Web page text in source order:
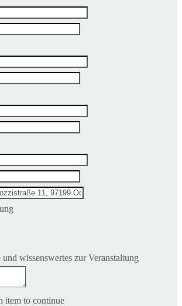
wissenswertes zur Veranstaltung
item to continue